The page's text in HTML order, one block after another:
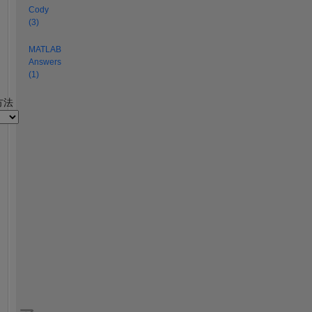
Cody
(3)
MATLAB
Answers
(1)
法